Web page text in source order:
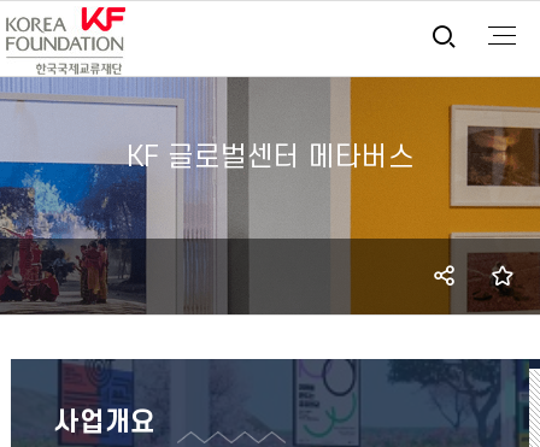
통합
KF 글로벌센터 메타버스
SNS
사업개요